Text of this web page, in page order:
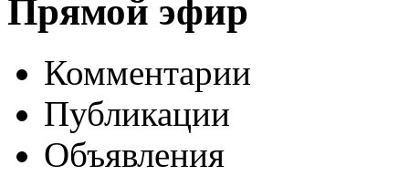
Прямой эфир
Комментарии
Публикации
Объявления